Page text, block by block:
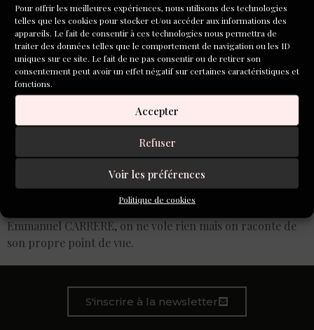
Pour offrir les meilleures expériences, nous utilisons des technologies
telles que les cookies pour stocker et/ou accéder aux informations des
appareils. Le fait de consentir à ces technologies nous permettra de
traiter des données telles que le comportement de navigation ou les ID
uniques sur ce site. Le fait de ne pas consentir ou de retirer son
consentement peut avoir un effet négatif sur certaines caractéristiques et
fonctions.
Accepter
Refuser
Voir les préférences
Politique de cookies
Exhibitionnisme ou voyeurisme de celui qui s’empare de
l’histoire d’un autre comme si elle lui appartenait? Selon
Emmanuel CARRERE, on ne vole rien mais on raconte de
son propre point de vue.
S'inscrire à la newsletter